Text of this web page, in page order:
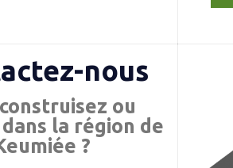
nous
ou
la région de
?